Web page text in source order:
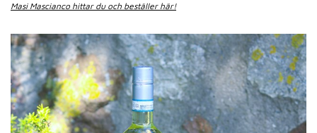
Masi Mascianco hittar du och beställer här!